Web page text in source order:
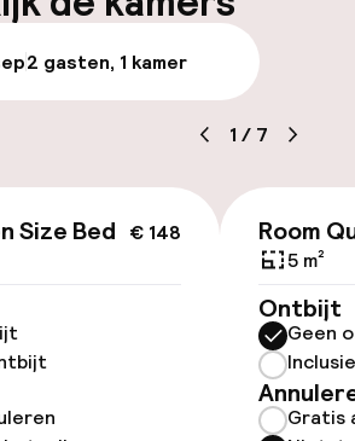
mogelijk
medewerkers
op eigen terrein
2 gasten, 1 kamer
1 / 7
€ 148
Size Bed Room
5 m²
Ontbijt
Geen
Gratis